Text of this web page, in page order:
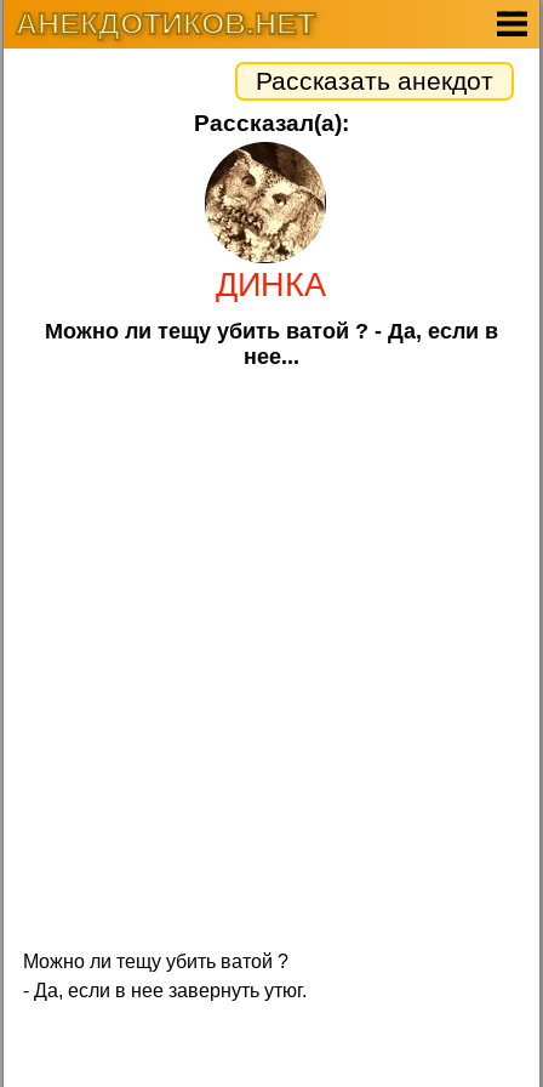
АНЕКДОТИКОВ.НЕТ
Рассказать анекдот
Рассказал(а):
ДИНКА
Можно ли тещу убить ватой ? - Да, если в
нее...
Можно ли тещу убить ватой ?
- Да, если в нее завернуть утюг.